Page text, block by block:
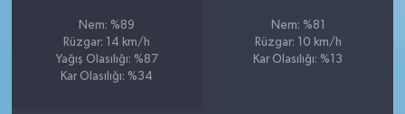
Nem: %89
Rüzgar: 14 km/h
Yağış Olasılığı: %87
Kar Olasılığı: %34
Nem: %81
Rüzgar: 10 km/h
Kar Olasılığı: %13